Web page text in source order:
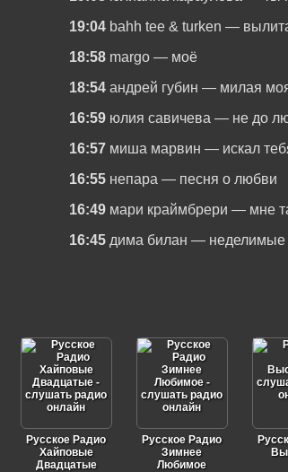
19:04 bahh tee & turken —
18:58 margo — моё
18:54 андрей губин — милая
16:59 юлия савичева — не до
16:57 миша марвин — искал
16:55 непара — песня о любви
16:49 мари краймбрери — мне
16:45 дима билан — неделимые
Русское Радио
Хайповые
Двадцатые
Русское Радио
Зимнее
Любимое